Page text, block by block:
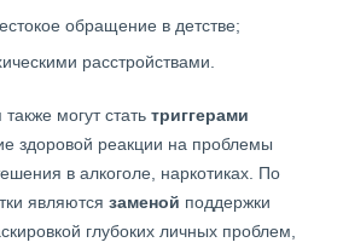
обращение в детстве;
расстройствами.
могут стать триггерами
здоровой реакции на проблемы
в алкоголе, наркотиках. По
являются заменой поддержки
глубоких личных проблем,